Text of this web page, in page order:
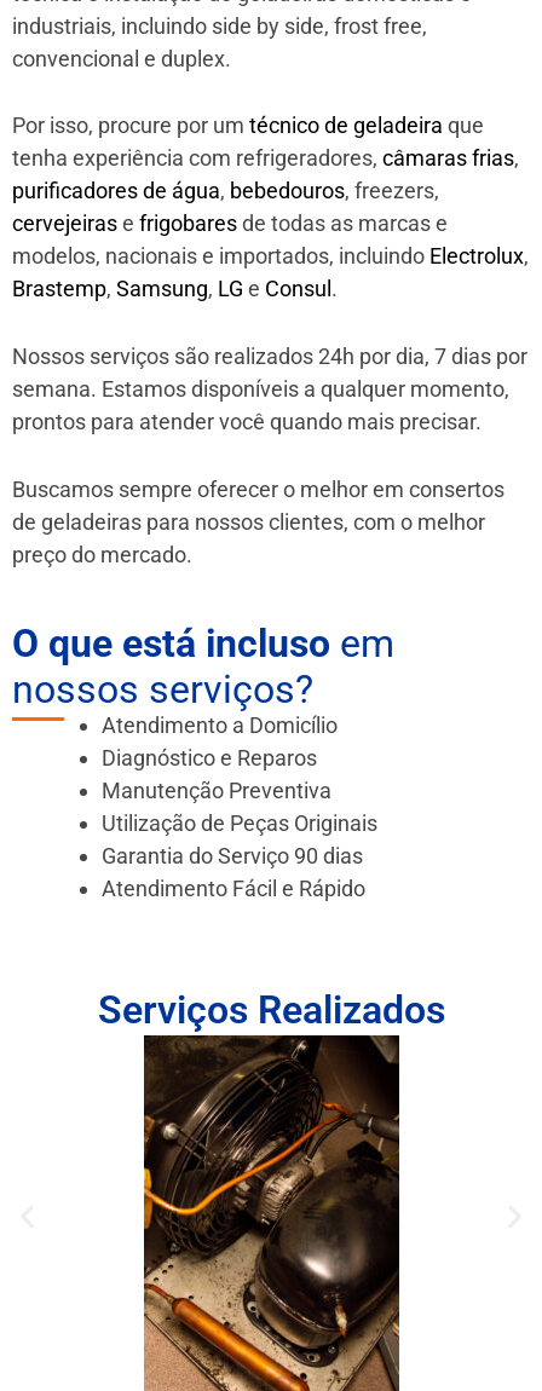
industriais, incluindo side by side, frost free,
convencional e duplex.
Por isso, procure por um técnico de geladeira que
tenha experiência com refrigeradores, câmaras frias,
purificadores de água, bebedouros, freezers,
cervejeirase frigobaresde todas as marcas e
modelos, nacionais e importados, incluindo Electrolux,
Brastemp, Samsung, LG e Consul .
Nossos serviços são realizados 24h por dia, 7 dias por
semana. Estamos disponíveis a qualquer momento,
prontos para atender você quando mais precisar.
Buscamos sempre oferecer o melhor em consertos
de geladeiras para nossos clientes, com o melhor
preço do mercado.
O que está incluso em
nossos serviços?
Atendimento a Domicílio
Diagnóstico e Reparos
Manutenção Preventiva
Utilização de Peças Originais
Garantia do Serviço 90 dias
Atendimento Fácil e Rápido
Serviços Realizados